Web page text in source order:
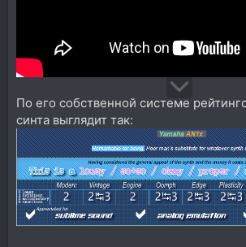
По его собственной системе
синта выглядит так: